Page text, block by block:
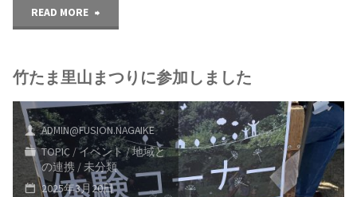
READ MORE
ち
の
マ
ル
竹たま里山まつりに参加しました
ADMIN@FUSION.NAGAIKE
TOPIC /イベント/地域と
の連携 /未分類
2025年3月20日